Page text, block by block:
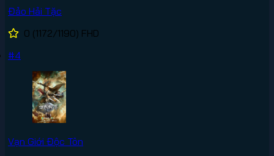
Đảo Hải Tặc
0 (1172/1190) FHD
#4
Vạn Giới Độc Tôn